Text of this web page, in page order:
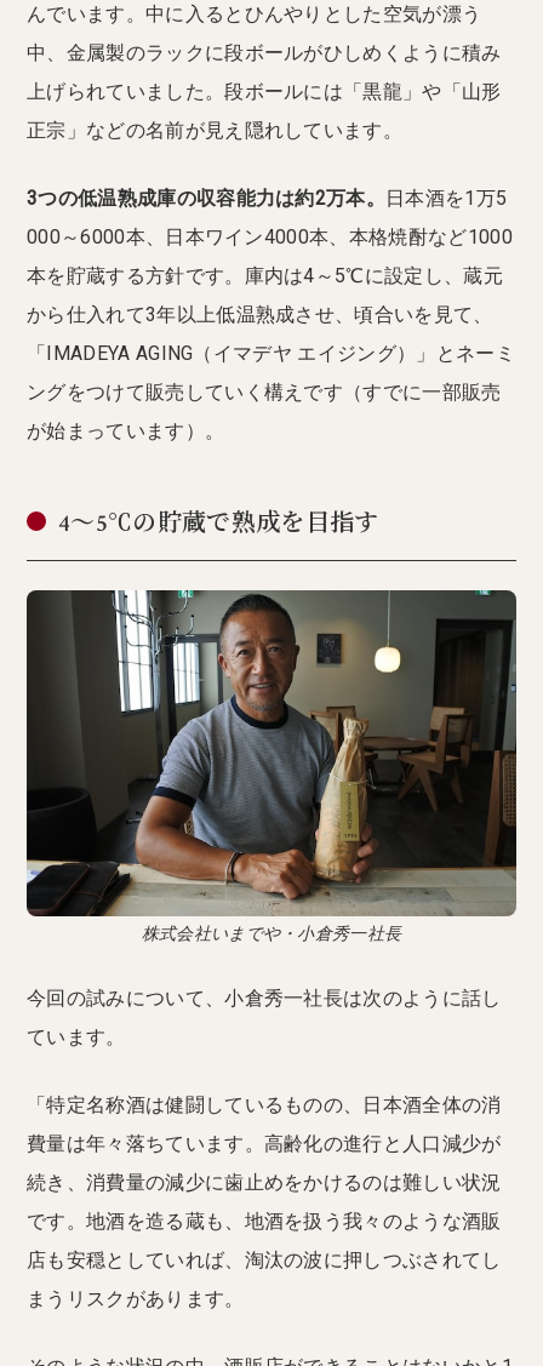
んでいます。中に入るとひんやりとした空気が漂う
中、金属製のラックに段ボールがひしめくように積み
上げられていました。段ボールには「黒龍」や「山形
正宗」などの名前が見え隠れしています。
3つの低温熟成庫の収容能力は約2万本。
日本酒を1万5
000～6000本、日本ワイン4000本、本格焼酎など1000
本を貯蔵する方針です。庫内は4～5℃に設定し、蔵元
から仕入れて3年以上低温熟成させ、頃合いを見て、
「IMADEYA AGING（イマデヤ エイジング）」とネーミ
ングをつけて販売していく構えです（すでに一部販売
が始まっています）。
4〜5℃の貯蔵で熟成を目指す
株式会社いまでや・小倉秀一社長
今回の試みについて、小倉秀一社長は次のように話し
ています。
「特定名称酒は健闘しているものの、日本酒全体の消
費量は年々落ちています。高齢化の進行と人口減少が
続き、消費量の減少に歯止めをかけるのは難しい状況
です。地酒を造る蔵も、地酒を扱う我々のような酒販
店も安穏としていれば、淘汰の波に押しつぶされてし
まうリスクがあります。